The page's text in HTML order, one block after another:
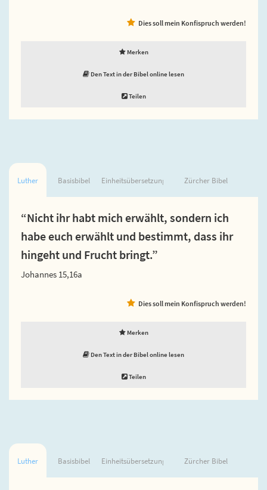
Dies soll mein Konfispruch werden!
Merken
Den Text in der Bibel online lesen
Teilen
Luther Basisbibel Einheitsübersetzung Zürcher Bibel
“Nicht ihr habt mich erwählt, sondern ich
habe euch erwählt und bestimmt, dass ihr
hingeht und Frucht bringt.”
Johannes 15,16a
Dies soll mein Konfispruch werden!
Merken
Den Text in der Bibel online lesen
Teilen
Luther Basisbibel Einheitsübersetzung Zürcher Bibel